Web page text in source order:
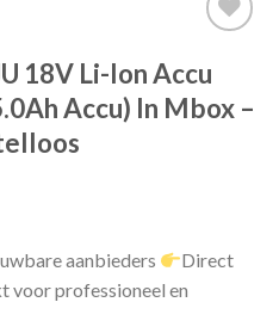
Toevoegen
aan
18V Li-Ion Accu
Accu) In Mbox –
aanbieders
Direct
voor professioneel en